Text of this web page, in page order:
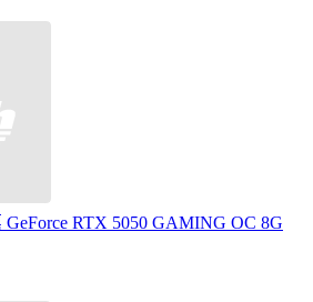
RTX 5050 GAMING OC 8G